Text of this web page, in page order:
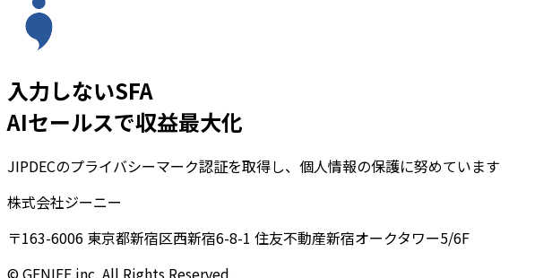
入力しないSFA
AIセールスで収益最大化
JIPDECのプライバシーマーク認証を取得し、個人情報の保護に努めています
株式会社ジーニー
〒163-6006 東京都新宿区西新宿6-8-1 住友不動産新宿オークタワー5/6F
© GENIEE.inc. All Rights Reserved.